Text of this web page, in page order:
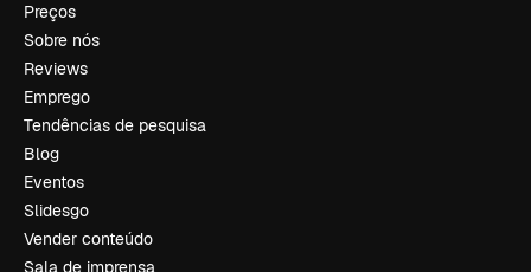
Preços
Sobre nós
Reviews
Emprego
Tendências de pesquisa
Blog
Eventos
Slidesgo
Vender conteúdo
Sala de imprensa